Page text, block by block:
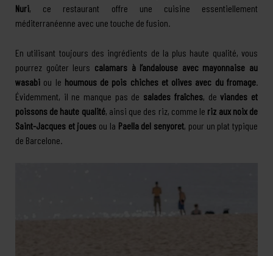
Nuri, ce restaurant offre une cuisine essentiellement
méditerranéenne avec une touche de fusion.
En utilisant toujours des ingrédients de la plus haute qualité, vous
pourrez goûter leurs calamars à l’andalouse avec mayonnaise au
wasabi ou le houmous de pois chiches et olives avec du fromage.
Évidemment, il ne manque pas de salades fraîches, deviandes et
poissons de haute qualité, ainsi que des riz, comme le riz aux noix de
Saint-Jacques et joues ou la Paella del senyoret, pour un plat typique
de Barcelone.